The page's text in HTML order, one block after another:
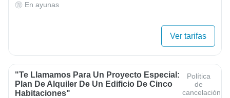
En ayunas
Ver tarifas
"Te Llamamos Para Un Proyecto Especial:
Plan De Alquiler De Un Edificio De Cinco
Habitaciones"
Política
de
cancelación